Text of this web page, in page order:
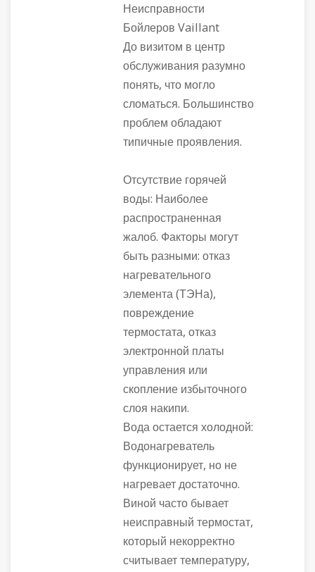
Неисправности
Бойлеров Vaillant
До визитом в центр
обслуживания разумно
понять, что могло
сломаться. Большинство
проблем обладают
типичные проявления.
Отсутствие горячей
воды: Наиболее
распространенная
жалоб. Факторы могут
быть разными: отказ
нагревательного
элемента (ТЭНа),
повреждение
термостата, отказ
электронной платы
управления или
скопление избыточного
слоя накипи.
Вода остается холодной:
Водонагреватель
функционирует, но не
нагревает достаточно.
Виной часто бывает
неисправный термостат,
который некорректно
считывает температуру,